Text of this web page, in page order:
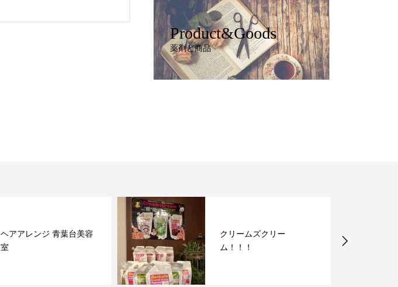
Product&Goods
薬剤と商品
ヘアアレンジ 青葉台美容
室
クリームズクリー
ム！！！